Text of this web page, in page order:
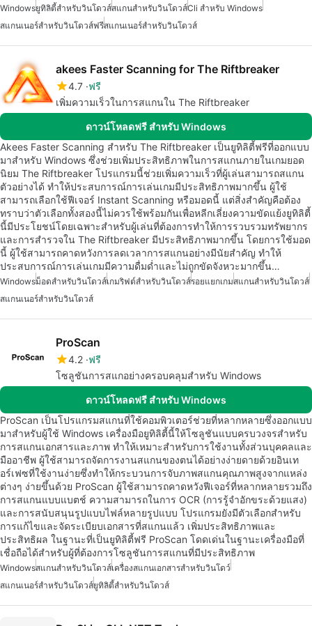
Windowsยูทิลิตี้สำหรับวินโดวส์สแกนสำหรับวินโดวส์Cli สำหรับ Windows
สแกนเนอร์สำหรับวินโดวส์ฟรีสแกนเนอร์สำหรับวินโดวส์
akees Faster Scanning for The Riftbreaker
4.7 ฟรี
เพิ่มความเร็วในการสแกนใน The Riftbreaker
ดาวน์โหลดฟรี สำหรับ Windows
Akees Faster Scanning สำหรับ The Riftbreaker เป็นยูทิลิตี้ฟรีที่ออกแบบ
มาสำหรับ Windows ซึ่งช่วยเพิ่มประสิทธิภาพในการสแกนภายในเกมยอด
นิยม The Riftbreaker โปรแกรมนี้ช่วยเพิ่มความเร็วที่ผู้เล่นสามารถสแกน
ตัวอย่างได้ ทำให้ประสบการณ์การเล่นเกมมีประสิทธิภาพมากขึ้น ผู้ใช้
สามารถเลือกใช้ฟีเจอร์ Instant Scanning หรือมอดนี้ แต่สิ่งสำคัญคือต้อง
ทราบว่าตัวเลือกทั้งสองนี้ไม่ควรใช้พร้อมกันเพื่อหลีกเลี่ยงความขัดแย้งยูทิลิตี้
นี้มีประโยชน์โดยเฉพาะสำหรับผู้เล่นที่ต้องการทำให้การรวบรวมทรัพยากร
และการสำรวจใน The Riftbreaker มีประสิทธิภาพมากขึ้น โดยการใช้มอด
นี้ ผู้ใช้สามารถคาดหวังการลดเวลาการสแกนอย่างมีนัยสำคัญ ทำให้
ประสบการณ์การเล่นเกมมีความดื่มด่ำและไม่ถูกขัดจังหวะมากขึ้น…
Windowsม็อดสำหรับวินโดวส์เกมริฟต์สำหรับวินโดวส์รอยแยกเกมสแกนสำหรับวินโดวส์
สแกนเนอร์สำหรับวินโดวส์
ProScan
4.2 ฟรี
โซลูชันการสแกอย่างครอบคลุมสำหรับ Windows
ดาวน์โหลดฟรี สำหรับ Windows
ProScan เป็นโปรแกรมสแกนที่ใช้คอมพิวเตอร์ช่วยที่หลากหลายซึ่งออกแบบ
มาสำหรับผู้ใช้ Windows เครื่องมือยูทิลิตี้นี้ให้โซลูชันแบบครบวงจรสำหรับ
การสแกนเอกสารและภาพ ทำให้เหมาะสำหรับการใช้งานทั้งส่วนบุคคลและ
มืออาชีพ ผู้ใช้สามารถจัดการงานสแกนของตนได้อย่างง่ายดายด้วยอินเท
อร์เฟซที่ใช้งานง่ายซึ่งทำให้กระบวนการจับภาพสแกนคุณภาพสูงจากแหล่ง
ต่างๆ ง่ายขึ้นด้วย ProScan ผู้ใช้สามารถคาดหวังฟีเจอร์ที่หลากหลายรวมถึง
การสแกนแบบแบตช์ ความสามารถในการ OCR (การรู้จำอักขระด้วยแสง)
และการสนับสนุนรูปแบบไฟล์หลายรูปแบบ โปรแกรมยังมีตัวเลือกสำหรับ
การแก้ไขและจัดระเบียบเอกสารที่สแกนแล้ว เพิ่มประสิทธิภาพและ
ประสิทธิผล ในฐานะที่เป็นยูทิลิตี้ฟรี ProScan โดดเด่นในฐานะเครื่องมือที่
เชื่อถือได้สำหรับผู้ที่ต้องการโซลูชันการสแกนที่มีประสิทธิภาพ
Windowsสแกนสำหรับวินโดวส์เครื่องสแกนเอกสารสำหรับวินโดว์
สแกนเนอร์สำหรับวินโดวส์ยูทิลิตี้สำหรับวินโดวส์